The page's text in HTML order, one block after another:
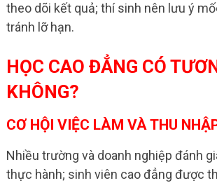
theo dõi kết quả; thí sinh nên lưu ý
tránh lỡ hạn.
HỌC CAO ĐẲNG CÓ
KHÔNG?
CƠ HỘI VIỆC LÀM VÀ THU
Nhiều trường và doanh nghiệp đánh
thực hành; sinh viên cao đẳng được